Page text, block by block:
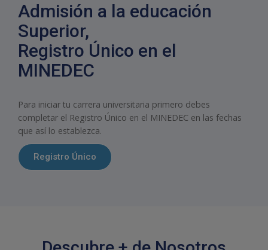
Admisión a la educación
Superior,
Registro Único en el
MINEDEC
Para iniciar tu carrera universitaria primero debes
completar el Registro Único en el MINEDEC en las fechas
que así lo establezca.
Registro Único